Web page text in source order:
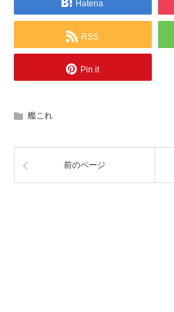
Hatena
RSS
Pin it
艦これ
前のページ